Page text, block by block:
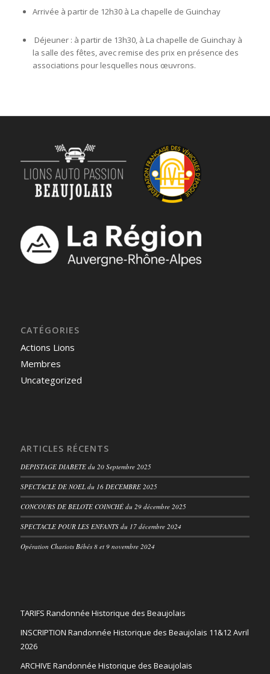
Arrivée à partir de 12h30 à La chapelle de Guinchay
Déjeuner : à partir de 13h30, à La chapelle de Guinchay à
la salle des fêtes, avec remise des prix en présence des
associations pour lesquelles nous œuvrons.
CATÉGORIES
Actions Lions
Membres
Uncategorized
ARTICLES RÉCENTS
DEPISTAGE DIABETE du 20 Septembre 2025
SPECTACLE DE NOEL du 16 DECEMBRE 2025
CONCOURS DE BELOTE COINCHÉ du 29 décembre 2025
SPECTACLE POUR LES ENFANTS du 17 décembre 2024
Opération Chariots Bébés 8 et 9 novembre 2024
TARIFS Randonnée Historique des Beaujolais
INSCRIPTION Randonnée Historique des Beaujolais 11&12 Avril
2026
ARCHIVE Randonnée Historique des Beaujolais